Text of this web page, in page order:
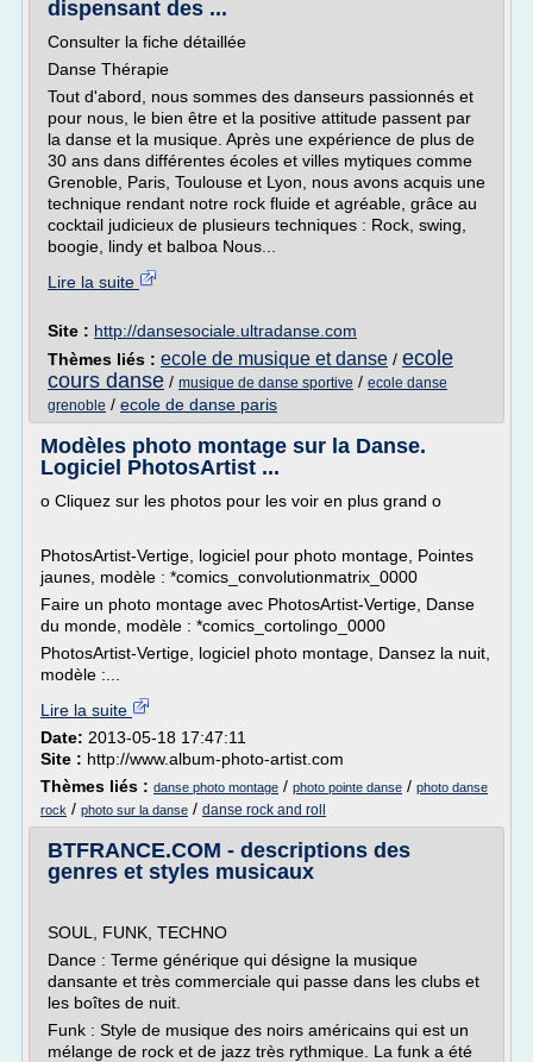
dispensant des ...
Consulter la fiche détaillée
Danse Thérapie
Tout d'abord, nous sommes des danseurs passionnés et
pour nous, le bien être et la positive attitude passent par
la danse et la musique. Après une expérience de plus de
30 ans dans différentes écoles et villes mytiques comme
Grenoble, Paris, Toulouse et Lyon, nous avons acquis une
technique rendant notre rock fluide et agréable, grâce au
cocktail judicieux de plusieurs techniques : Rock, swing,
boogie, lindy et balboa Nous...
Lire la suite
Site : http://dansesociale.ultradanse.com
Thèmes liés : ecole de musique et danse / ecole
cours danse / musique de danse sportive / ecole danse
grenoble / ecole de danse paris
Modèles photo montage sur la Danse.
Logiciel PhotosArtist ...
o Cliquez sur les photos pour les voir en plus grand o
PhotosArtist-Vertige, logiciel pour photo montage, Pointes
jaunes, modèle : *comics_convolutionmatrix_0000
Faire un photo montage avec PhotosArtist-Vertige, Danse
du monde, modèle : *comics_cortolingo_0000
PhotosArtist-Vertige, logiciel photo montage, Dansez la nuit,
modèle :...
Lire la suite
Date: 2013-05-18 17:47:11
Site : http://www.album-photo-artist.com
Thèmes liés : danse photo montage / photo pointe danse / photo danse
rock / photo sur la danse / danse rock and roll
BTFRANCE.COM - descriptions des
genres et styles musicaux
SOUL, FUNK, TECHNO
Dance : Terme générique qui désigne la musique
dansante et très commerciale qui passe dans les clubs et
les boîtes de nuit.
Funk : Style de musique des noirs américains qui est un
mélange de rock et de jazz très rythmique. La funk a été